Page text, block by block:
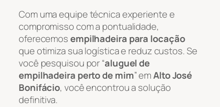
Com uma equipe técnica experiente e
compromisso com a pontualidade,
oferecemosempilhadeira para locação
que otimiza sua logística e reduz custos. Se
você pesquisou por “aluguel de
empilhadeira perto de mim” emAlto José
Bonifácio, você encontrou a solução
definitiva.